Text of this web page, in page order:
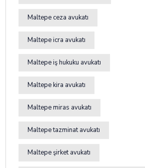
Maltepe ceza avukatı
Maltepe icra avukatı
Maltepe iş hukuku avukatı
Maltepe kira avukatı
Maltepe miras avukatı
Maltepe tazminat avukatı
Maltepe şirket avukatı